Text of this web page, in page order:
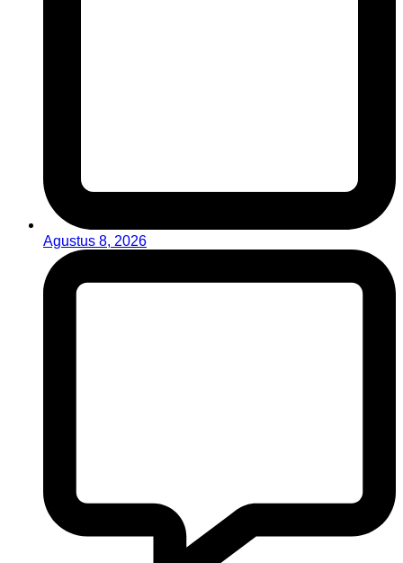
Agustus 8, 2026